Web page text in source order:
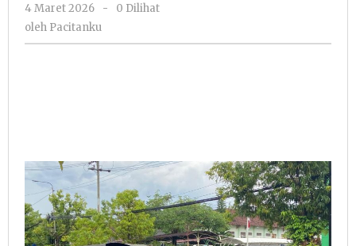
4 Maret 2026
oleh
-
0 Dilihat
oleh Pacitanku